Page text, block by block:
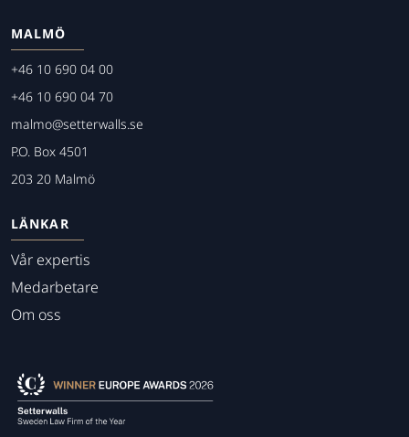
MALMÖ
+46 10 690 04 00
+46 10 690 04 70
malmo@setterwalls.se
P.O. Box 4501
203 20 Malmö
LÄNKAR
Vår expertis
Medarbetare
Om oss